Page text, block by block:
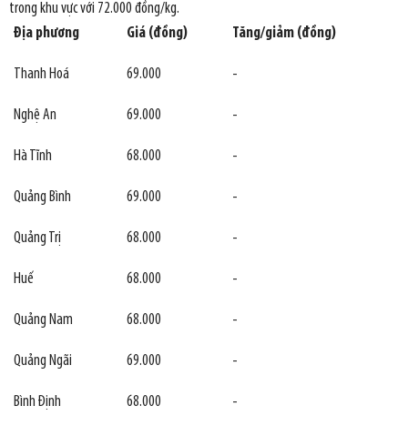
trong khu vực với 72.000 đồng/kg.
Địa phương
Giá (đồng) Tăng/giảm (đồng)
Thanh Hoá 69.000 -
Nghệ An 69.000 -
Hà Tĩnh 68.000 -
Quảng Bình 69.000 -
Quảng Trị 68.000 -
Huế 68.000 -
Quảng Nam 68.000 -
Quảng Ngãi 69.000 -
Bình Định 68.000 -